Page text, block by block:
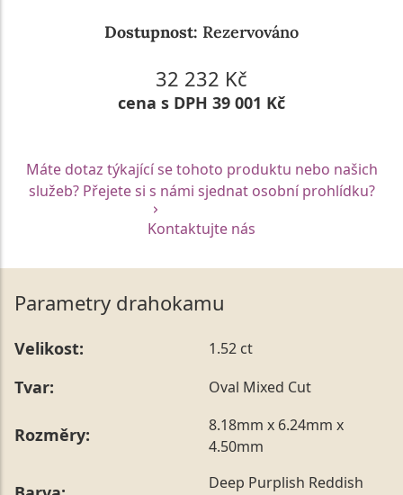
Dostupnost: Rezervováno
32 232 Kč
cena s DPH 39 001 Kč
Máte dotaz týkající se tohoto produktu nebo našich
služeb? Přejete si s námi sjednat osobní prohlídku?
Kontaktujte nás
Parametry drahokamu
Velikost: 1.52 ct
Tvar: Oval Mixed Cut
Rozměry:
8.18mm x 6.24mm x
4.50mm
Deep Purplish Reddish